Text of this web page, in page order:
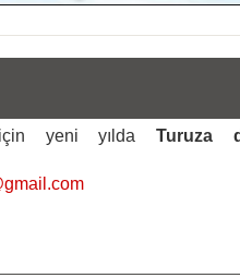
için yeni yıldaTuruza